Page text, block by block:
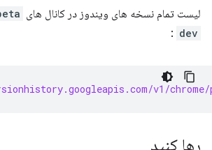
لیست تمام نسخه های ویندوز در کانال های
dev
:
v1/
رها کنید